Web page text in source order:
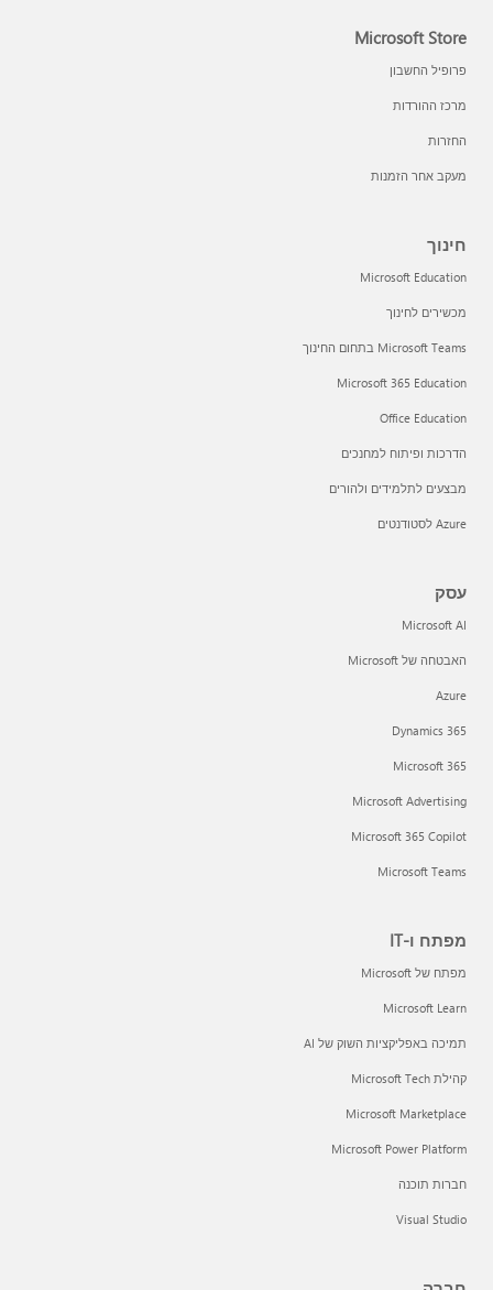
Microsoft Store
פרופיל החשבון
מרכז ההורדות
החזרות
מעקב אחר הזמנות
חינוך
Microsoft Education
מכשירים לחינוך
Microsoft Teams בתחום החינוך
Microsoft 365 Education
Office Education
הדרכות ופיתוח למחנכים
מבצעים לתלמידים ולהורים
Azure לסטודנטים
עסק
Microsoft AI
האבטחה של Microsoft
Azure
Dynamics 365
Microsoft 365
Microsoft Advertising
Microsoft 365 Copilot
Microsoft Teams
מפתח ו-IT
מפתח של Microsoft
Microsoft Learn
תמיכה באפליקציות השוק של AI
קהילת Microsoft Tech
Microsoft Marketplace
Microsoft Power Platform
חברות תוכנה
Visual Studio